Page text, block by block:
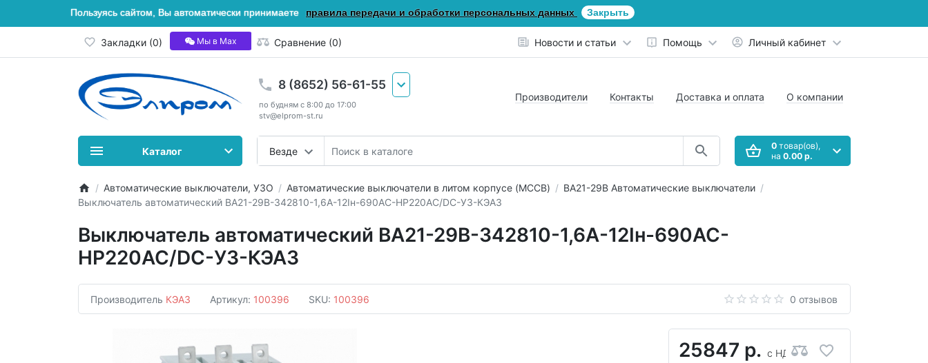
Пользуясь сайтом, Вы автоматически принимаете правила передачи и обработки персональных данных Закрыть
Закладки (0) Мы в Мах Сравнение (0) Новости и статьи Помощь Личный кабинет
8 (8652) 56-61-55
по будням с 8:00 до 17:00
stv@elprom-st.ru
Везде
Производители Контакты Доставка и оплата О компании
0товар(ов),
на 0.00 р.
Каталог
Автоматические выключатели, УЗО Автоматические выключатели в литом корпусе (MCCB)
ВА21-29В Автоматические выключатели
Выключатель автоматический ВА21-29В-342810-1,6А-12Iн-690AC-НР220AC/DC-У3-КЭАЗ
Выключатель автоматический ВА21-29В-342810-1,6А-12Iн-690AC-
НР220AC/DC-У3-КЭАЗ
Производитель КЭАЗ Артикул: 100396 SKU: 100396 0 отзывов
25847 р. с НДС